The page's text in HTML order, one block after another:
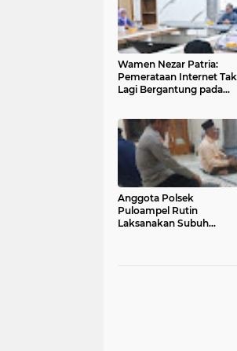
Wamen Nezar Patria:
Pemerataan Internet Tak
Lagi Bergantung pada
Anggota Polsek
Puloampel Rutin
Laksanakan Subuh